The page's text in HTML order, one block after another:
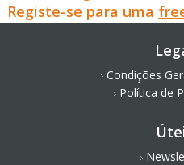
Registe-se para uma
Condições
Política de